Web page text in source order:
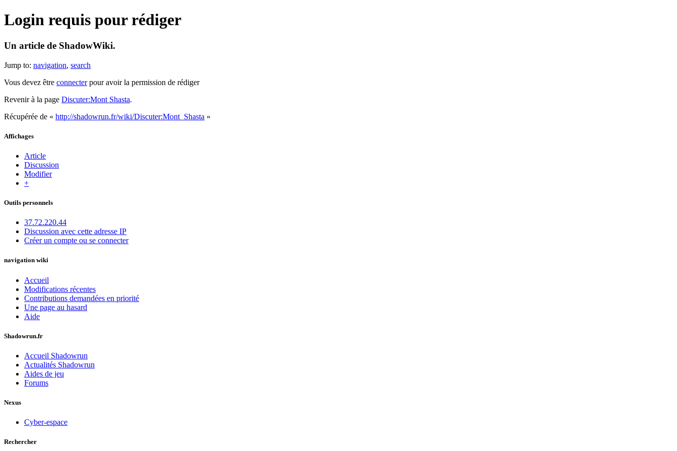
Login requis pour rédiger
Un article de ShadowWiki.
Jump to: navigation, search
Vous devez être connecterpour avoir la permission de rédiger
Revenir à la page Discuter:Mont Shasta.
Récupérée de « http://shadowrun.fr/wiki/Discuter:Mont_Shasta »
Affichages
Article
Discussion
Modifier
+
Outils personnels
37.72.220.44
Discussion avec cette adresse IP
Créer un compte ou se connecter
navigation wiki
Accueil
Modifications récentes
Contributions demandées en priorité
Une page au hasard
Aide
Shadowrun.fr
Accueil Shadowrun
Actualités Shadowrun
Aides de jeu
Forums
Nexus
Cyber-espace
Rechercher